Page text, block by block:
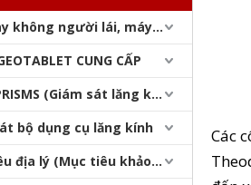
Máy bay không người lái, máy quét laser, máy theo dõi laser & slam
CUNG CẤP
Địa lý PRISMS (Giám sát lăng kính)
bộ dụng cụ lăng kính
Mục tiêu địa lý (Mục tiêu khảo sát)
Các